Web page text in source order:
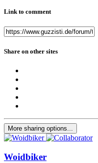
Link to comment
Share on other sites
More sharing options...
Woidbiker